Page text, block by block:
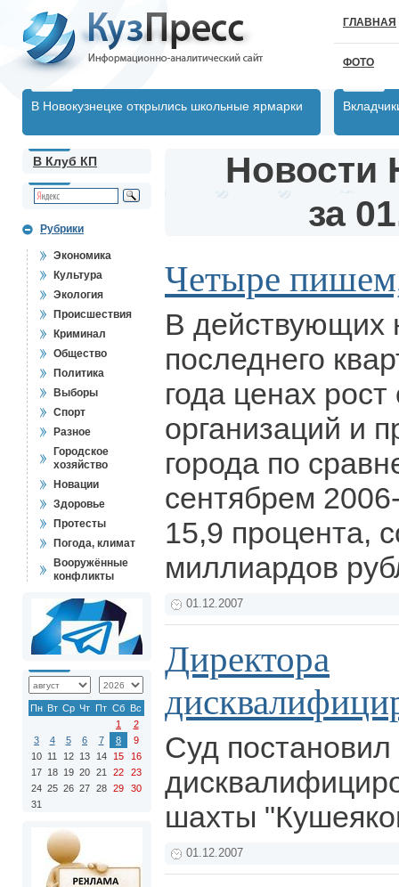
ГЛАВНАЯ
ФОТО
В Новокузнецке открылись школьные ярмарки
В Клуб КП
Рубрики
Экономика
Культура
Экология
Происшествия
Криминал
Общество
Политика
Выборы
Спорт
Разное
Городское
хозяйство
Новации
Здоровье
Протесты
Погода, климат
Вооружённые
конфликты
Пн Вт Ср Чт Пт Сб Вс
1
2
3
4 5 6 7 8
9
10 11 12 13 14 15
16
17 18 19 20 21 22
23
24 25 26 27 28 29
30
31
Новости
за
Четыре
В действующих
последнего
года ценах
организаций и
города по
сентябрем
15,9 процента,
миллиардов
01.12.2007
Директора
Суд постановил
шахты
01.12.2007